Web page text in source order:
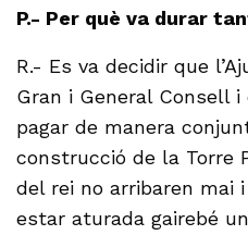
P.- Per què va durar
R.- Es va decidir que
Gran i General Consell
pagar de manera
construcció de la Torre
del rei no arribaren mai
estar aturada gairebé